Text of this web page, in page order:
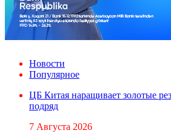
Новости
Популярное
ЦБ Китая наращивает золотые
подряд
7 Августа 2026